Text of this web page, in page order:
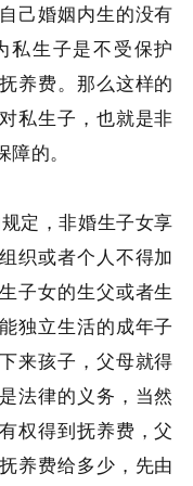
己婚姻内生的没有
私生子是不受保护
养费。那么这样的
私生子，也就是非
的。
定，非婚生子女享
织或者个人不得加
子女的生父或者生
独立生活的成年子
来孩子，父母就得
法律的义务，当然
权得到抚养费，父
养费给多少，先由